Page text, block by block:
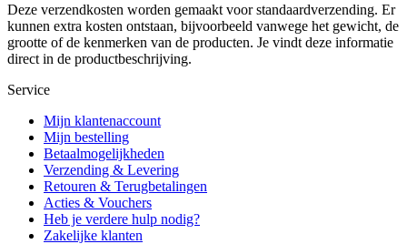
Deze verzendkosten worden gemaakt voor standaardverzending. Er
kunnen extra kosten ontstaan, bijvoorbeeld vanwege het gewicht, de
grootte of de kenmerken van de producten. Je vindt deze informatie
direct in de productbeschrijving.
Service
Mijn klantenaccount
Mijn bestelling
Betaalmogelijkheden
Verzending & Levering
Retouren & Terugbetalingen
Acties & Vouchers
Heb je verdere hulp nodig?
Zakelijke klanten